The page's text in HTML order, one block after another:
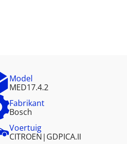
Model
MED17.4.2
Fabrikant
Bosch
Voertuig
CITROEN| GDPICA.II